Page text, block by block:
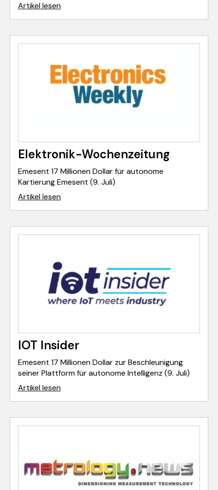
Artikel lesen
Elektronik-Wochenzeitung
Emesent 17 Millionen Dollar für autonome
Kartierung Emesent (9. Juli)
Artikel lesen
IOT Insider
Emesent 17 Millionen Dollar zur Beschleunigung
seiner Plattform für autonome Intelligenz (9. Juli)
Artikel lesen